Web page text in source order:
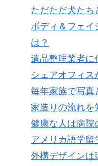
ただただ犬たち
ボディ＆フェイ
は？
遺品整理業者に
シェアオフィス
毎年家族で写真
家造りの流れを
健康な人は病院
アメリカ語学留
外構デザインは